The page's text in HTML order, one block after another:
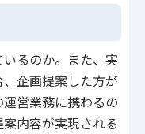
るのか。また、実
企画提案した方が
営業務に携わるの
内容が実現される